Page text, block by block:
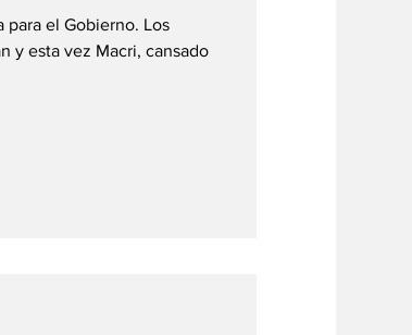
para el Gobierno. Los
y esta vez Macri, cansado